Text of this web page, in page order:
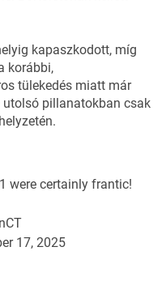
kapaszkodott, míg
korábbi,
tülekedés miatt már
utolsó pillanatokban csak
were certainly frantic!
17, 2025